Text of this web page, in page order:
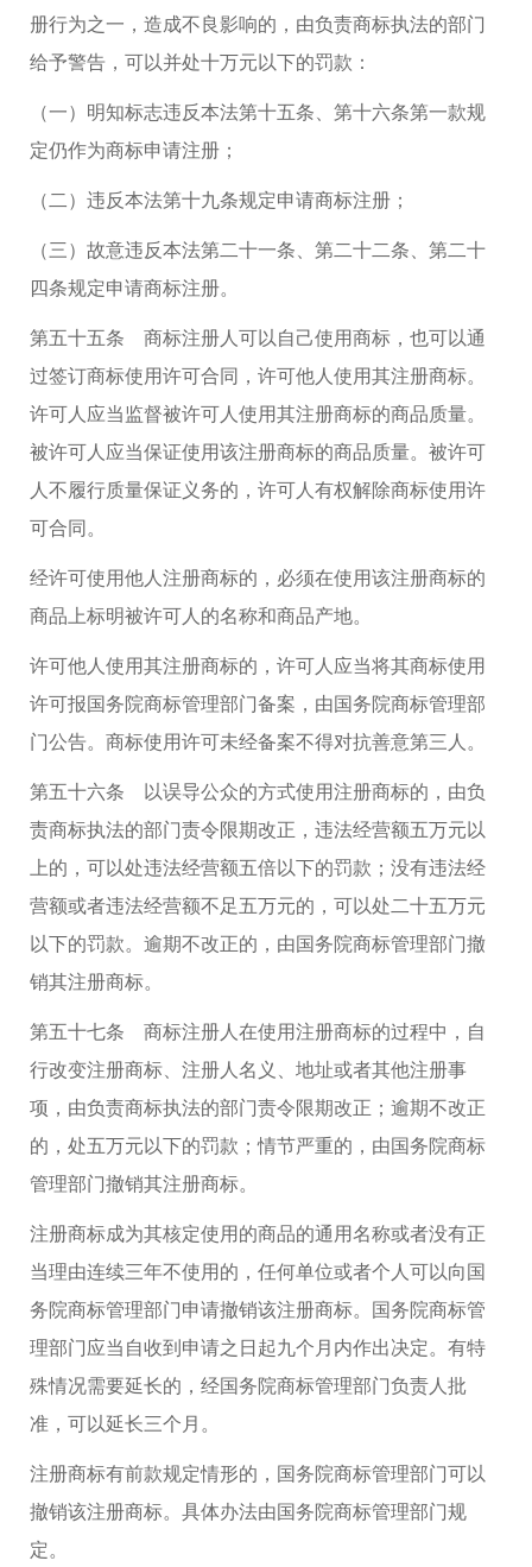
册行为之一，造成不良影响的，由负责商标执法的部门
给予警告，可以并处十万元以下的罚款：
（一）明知标志违反本法第十五条、第十六条第一款规
定仍作为商标申请注册；
（二）违反本法第十九条规定申请商标注册；
（三）故意违反本法第二十一条、第二十二条、第二十
四条规定申请商标注册。
第五十五条 商标注册人可以自己使用商标，也可以通
过签订商标使用许可合同，许可他人使用其注册商标。
许可人应当监督被许可人使用其注册商标的商品质量。
被许可人应当保证使用该注册商标的商品质量。被许可
人不履行质量保证义务的，许可人有权解除商标使用许
可合同。
经许可使用他人注册商标的，必须在使用该注册商标的
商品上标明被许可人的名称和商品产地。
许可他人使用其注册商标的，许可人应当将其商标使用
许可报国务院商标管理部门备案，由国务院商标管理部
门公告。商标使用许可未经备案不得对抗善意第三人。
第五十六条 以误导公众的方式使用注册商标的，由负
责商标执法的部门责令限期改正，违法经营额五万元以
上的，可以处违法经营额五倍以下的罚款；没有违法经
营额或者违法经营额不足五万元的，可以处二十五万元
以下的罚款。逾期不改正的，由国务院商标管理部门撤
销其注册商标。
第五十七条 商标注册人在使用注册商标的过程中，自
行改变注册商标、注册人名义、地址或者其他注册事
项，由负责商标执法的部门责令限期改正；逾期不改正
的，处五万元以下的罚款；情节严重的，由国务院商标
管理部门撤销其注册商标。
注册商标成为其核定使用的商品的通用名称或者没有正
当理由连续三年不使用的，任何单位或者个人可以向国
务院商标管理部门申请撤销该注册商标。国务院商标管
理部门应当自收到申请之日起九个月内作出决定。有特
殊情况需要延长的，经国务院商标管理部门负责人批
准，可以延长三个月。
注册商标有前款规定情形的，国务院商标管理部门可以
撤销该注册商标。具体办法由国务院商标管理部门规
定。